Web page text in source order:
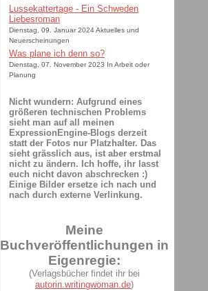
Lussekattertage - Ein Schweden
Liebesroman
Dienstag, 09. Januar 2024 Aktuelles und
Neuerscheinungen
Was plane ich denn so?
Dienstag, 07. November 2023 In Arbeit oder
Planung
Nicht wundern: Aufgrund eines
größeren technischen Problems
sieht man auf all meinen
ExpressionEngine-Blogs derzeit
statt der Fotos nur Platzhalter. Das
sieht grässlich aus, ist aber erstmal
nicht zu ändern. Ich hoffe, ihr lasst
euch nicht davon abschrecken :)
Einige Bilder ersetze ich nach und
nach durch externe Verlinkung.
Meine
Buchveröffentlichungen in
Eigenregie:
(Verlagsbücher findet ihr bei
autorin.writingwoman.de)